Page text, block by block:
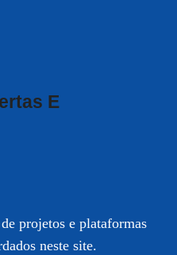
E
projetos e plataformas
neste site.